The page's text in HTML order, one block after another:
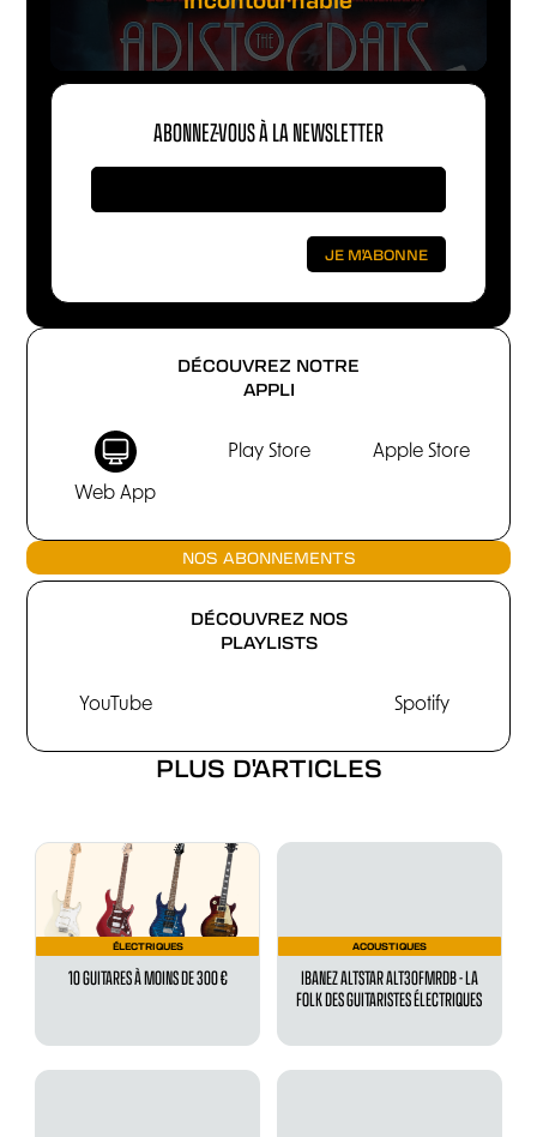
DÉCOUVREZ NOTRE
APPLI
Web App
Play Store Apple Store
NOS ABONNEMENTS
DÉCOUVREZ NOS
PLAYLISTS
YouTube Spotify
ABONNEZ-VOUS À LA NEWSLETTER
PLUS D'ARTICLES
ÉLECTRIQUES
10 GUITARES À MOINS DE 300 €
ACOUSTIQUES
IBANEZ ALTSTAR ALT30FMRDB - LA
FOLK DES GUITARISTES ÉLECTRIQUES